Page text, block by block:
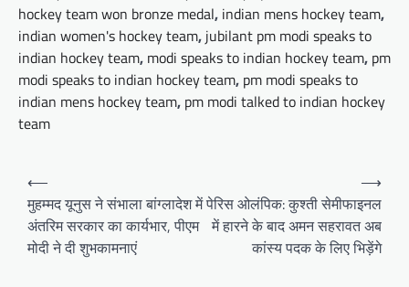
hockey team won bronze medal, indian mens hockey team,
indian women's hockey team, jubilant pm modi speaks to
indian hockey team, modi speaks to indian hockey team, pm
modi speaks to indian hockey team, pm modi speaks to
indian mens hockey team, pm modi talked to indian hockey
team
Post
navigation
⟵
मुहम्मद यूनुस ने संभाला बांग्लादेश में
अंतरिम सरकार का कार्यभार, पीएम
मोदी ने दी शुभकामनाएं
पेरिस ओलंपिक: कुश्ती सेमीफाइनल
में हारने के बाद अमन सहरावत अब
कांस्य पदक के लिए भिड़ेंगे
⟶